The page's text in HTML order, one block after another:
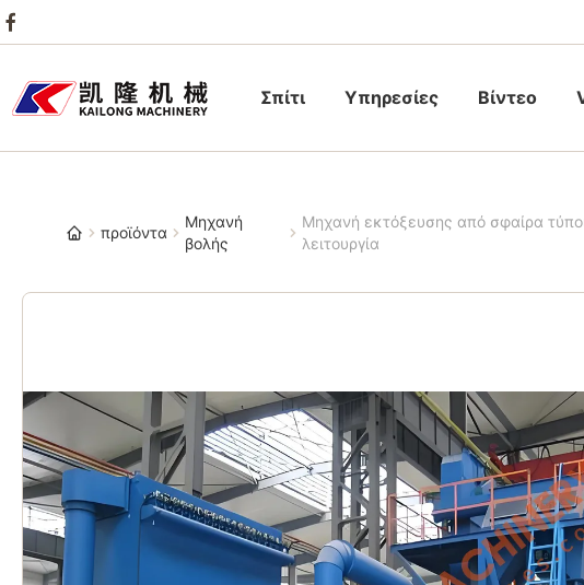
Σπίτι Υπηρεσίες Βίντεο
προϊόντα
Μηχανή
βολής
Μηχανή εκτόξευσης από σφαίρα
λειτουργία